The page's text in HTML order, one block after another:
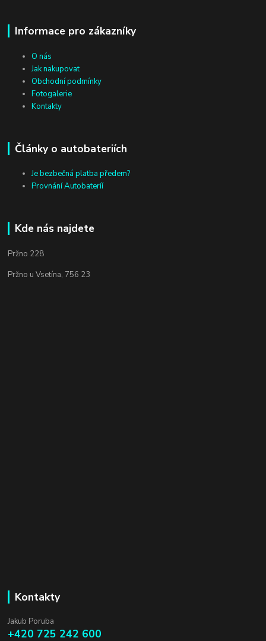
Informace pro zákazníky
O nás
Jak nakupovat
Obchodní podmínky
Fotogalerie
Kontakty
Články o autobateriích
Je bezbečná platba předem?
Provnání Autobateríí
Kde nás najdete
Pržno 228
Pržno u Vsetína, 756 23
Kontakty
Jakub Poruba
+420 725 242 600